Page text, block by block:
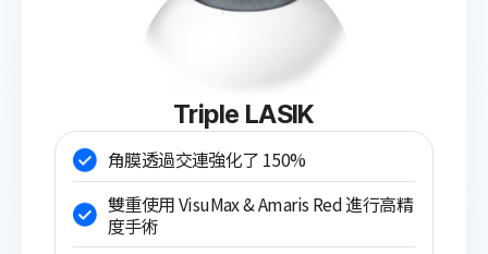
Triple LASIK
角膜透過交連強化了 150%
雙重使用 VisuMax & Amaris Red 進行高精
度手術